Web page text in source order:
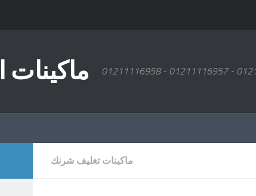
ماكينات
ماكينات تغليف شرنك